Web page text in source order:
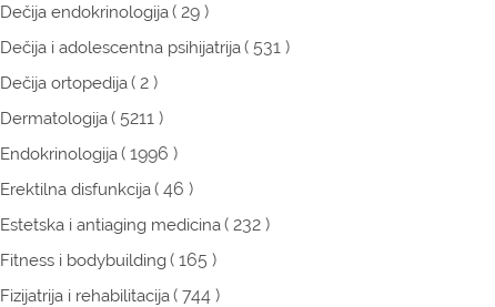
Dečija endokrinologija( 29 )
Dečija i adolescentna psihijatrija( 531 )
Dečija ortopedija( 2 )
Dermatologija( 5211 )
Endokrinologija( 1996 )
Erektilna disfunkcija( 46 )
Estetska i antiaging medicina( 232 )
Fitness i bodybuilding( 165 )
Fizijatrija i rehabilitacija( 744 )